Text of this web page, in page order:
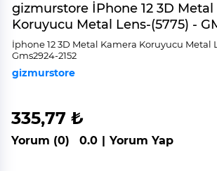
gizmurstore İPhone 12 3D
Koruyucu Metal Lens-(5775) -
İphone 12 3D Metal Kamera Koruyucu Metal
Gms2924-2152
gizmurstore
335,77 ₺
Yorum (0) 0.0 | Yorum Yap